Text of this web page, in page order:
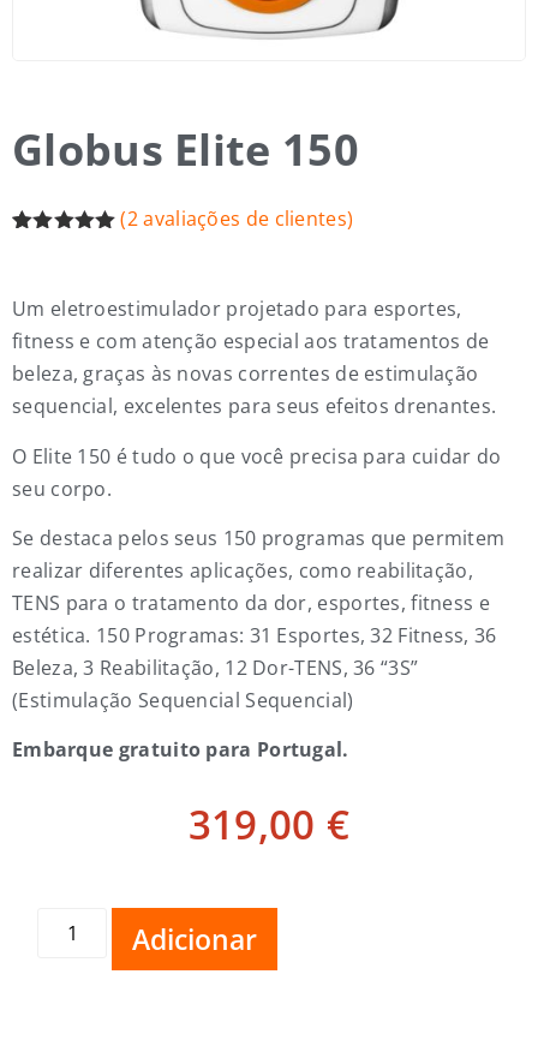
Globus Elite 150
base em
de clientes
(2avaliações de clientes)
Um eletroestimulador projetado para esportes,
fitness e com atenção especial aos tratamentos de
beleza, graças às novas correntes de estimulação
sequencial, excelentes para seus efeitos drenantes.
O Elite 150 é tudo o que você precisa para cuidar do
seu corpo.
Se destaca pelos seus 150 programas que permitem
realizar diferentes aplicações, como reabilitação,
TENS para o tratamento da dor, esportes, fitness e
estética. 150 Programas: 31 Esportes, 32 Fitness, 36
Beleza, 3 Reabilitação, 12 Dor-TENS, 36 “3S”
(Estimulação Sequencial Sequencial)
Embarque gratuito para Portugal.
319,00 €
Adicionar